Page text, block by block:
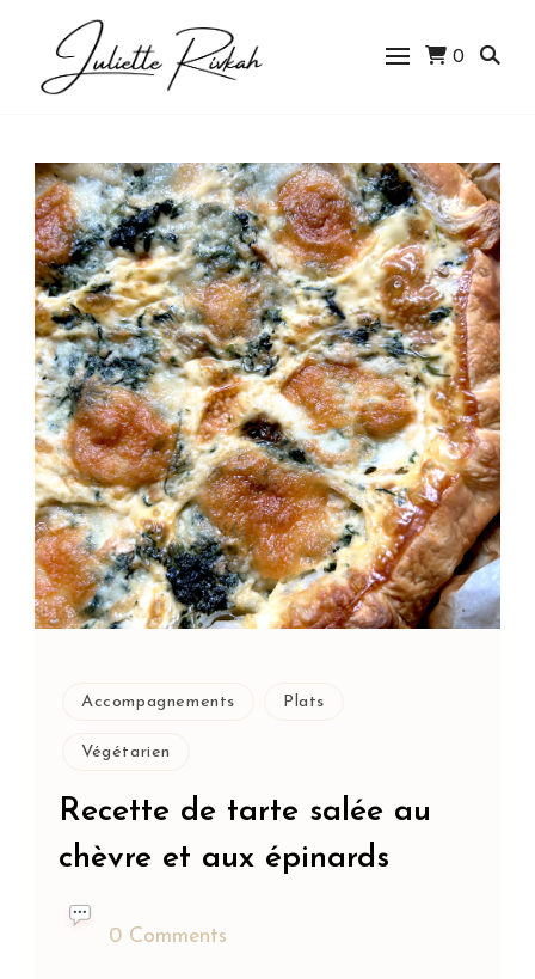
juive
0
Accompagnements Plats
Végétarien
Recette de tarte salée au
chèvre et aux épinards
0 Comments